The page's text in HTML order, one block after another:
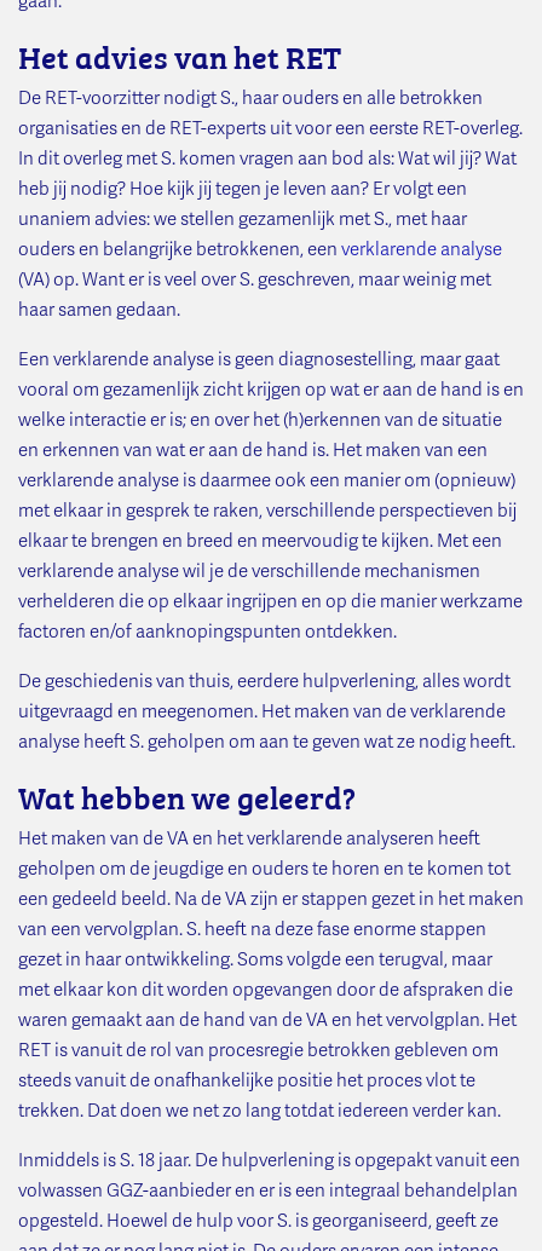
Het advies van het RET
De RET-voorzitter nodigt S., haar ouders en alle betrokken
organisaties en de RET-experts uit voor een eerste RET-overleg.
In dit overleg met S. komen vragen aan bod als: Wat wil jij? Wat
heb jij nodig? Hoe kijk jij tegen je leven aan? Er volgt een
unaniem advies: we stellen gezamenlijk met S., met haar
ouders en belangrijke betrokkenen, een verklarende analyse
(VA) op. Want er is veel over S. geschreven, maar weinig met
haar samen gedaan.
Een verklarende analyse is geen diagnosestelling, maar gaat
vooral om gezamenlijk zicht krijgen op wat er aan de hand is en
welke interactie er is; en over het (h)erkennen van de situatie
en erkennen van wat er aan de hand is. Het maken van een
verklarende analyse is daarmee ook een manier om (opnieuw)
met elkaar in gesprek te raken, verschillende perspectieven bij
elkaar te brengen en breed en meervoudig te kijken. Met een
verklarende analyse wil je de verschillende mechanismen
verhelderen die op elkaar ingrijpen en op die manier werkzame
factoren en/of aanknopingspunten ontdekken.
De geschiedenis van thuis, eerdere hulpverlening, alles wordt
uitgevraagd en meegenomen. Het maken van de verklarende
analyse heeft S. geholpen om aan te geven wat ze nodig heeft.
Wat hebben we geleerd?
Het maken van de VA en het verklarende analyseren heeft
geholpen om de jeugdige en ouders te horen en te komen tot
een gedeeld beeld. Na de VA zijn er stappen gezet in het maken
van een vervolgplan. S. heeft na deze fase enorme stappen
gezet in haar ontwikkeling. Soms volgde een terugval, maar
met elkaar kon dit worden opgevangen door de afspraken die
waren gemaakt aan de hand van de VA en het vervolgplan. Het
RET is vanuit de rol van procesregie betrokken gebleven om
steeds vanuit de onafhankelijke positie het proces vlot te
trekken. Dat doen we net zo lang totdat iedereen verder kan.
Inmiddels is S. 18 jaar. De hulpverlening is opgepakt vanuit een
volwassen GGZ-aanbieder en er is een integraal behandelplan
opgesteld. Hoewel de hulp voor S. is georganiseerd, geeft ze